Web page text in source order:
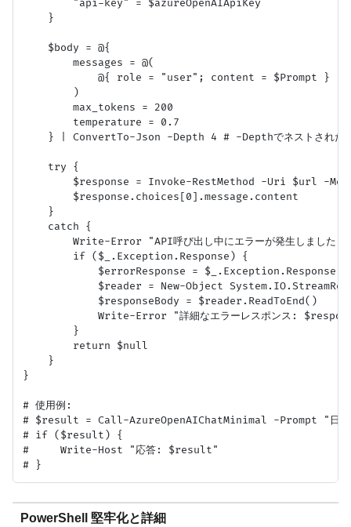
        "api-key" = $azureOpenAIApiKey
    }
    $body = @{
        messages = @(
            @{ role = "user"; content = $Prompt }
        )
        max_tokens = 200
        temperature = 0.7
} | ConvertTo-Json -Depth 4 # -Depthでネストされたオ
    try {
$response = Invoke-RestMethod -Uri $url -
        $response.choices[0].message.content
    }
    catch {
Write-Error "API呼び出し中にエラーが発生しまし
        if ($_.Exception.Response) {
$errorResponse =
$reader = New-Object
            $responseBody = $reader.ReadToEnd()
Write-Error "詳細なエラーレスポンス:
        }
        return $null
    }
}
# 使用例:
# $result = Call-AzureOpenAIChatMinimal -Prompt "日本の
# if ($result) {
#     Write-Host "応答: $result"
PowerShell 堅牢化と詳細